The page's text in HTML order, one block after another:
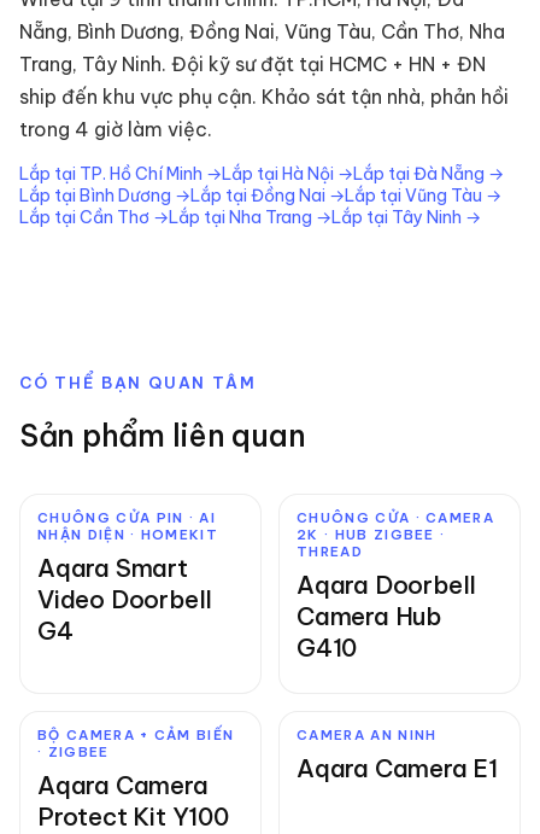
Nẵng, Bình Dương, Đồng Nai, Vũng Tàu, Cần Thơ, Nha
Trang, Tây Ninh. Đội kỹ sư đặt tại HCMC + HN + ĐN
ship đến khu vực phụ cận. Khảo sát tận nhà, phản hồi
trong 4 giờ làm việc.
Lắp tại TP. Hồ Chí Minh →Lắp tại Hà Nội →Lắp tại Đà Nẵng →
Lắp tại Bình Dương →Lắp tại Đồng Nai →Lắp tại Vũng Tàu →
Lắp tại Cần Thơ →Lắp tại Nha Trang →Lắp tại Tây Ninh →
CÓ THỂ BẠN QUAN TÂM
Sản phẩm liên quan
CHUÔNG CỬA PIN · AI
NHẬN DIỆN · HOMEKIT
Aqara Smart
Video Doorbell
G4
CHUÔNG CỬA · CAMERA
2K · HUB ZIGBEE ·
THREAD
Aqara Doorbell
Camera Hub
G410
BỘ CAMERA + CẢM BIẾN
· ZIGBEE
Aqara Camera
Protect Kit Y100
CAMERA AN NINH
Aqara Camera E1